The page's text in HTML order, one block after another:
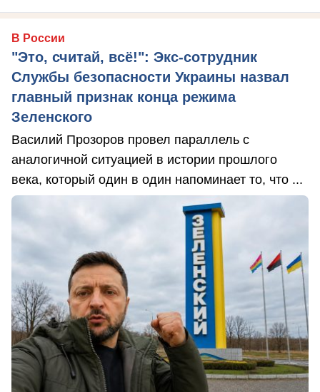
В России
"Это, считай, всё!": Экс-сотрудник
Службы безопасности Украины назвал
главный признак конца режима
Зеленского
Василий Прозоров провел параллель с
аналогичной ситуацией в истории прошлого
века, который один в один напоминает то, что ...